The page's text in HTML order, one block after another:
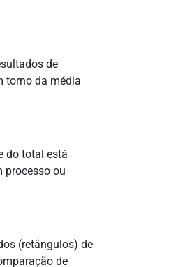
de
torno da média
do total está
processo ou
(retângulos) de
de